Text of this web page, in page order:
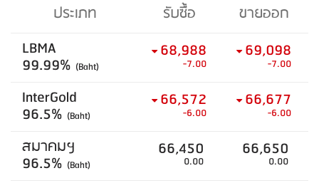
ประเภท รับซื้อ
ขายออก
LBMA
99.99% (Baht)
68,988
-7.00
69,098
-7.00
InterGold
96.5% (Baht)
66,572
-6.00
66,677
-6.00
สมาคมฯ
96.5% (Baht)
66,450
0.00
66,650
0.00